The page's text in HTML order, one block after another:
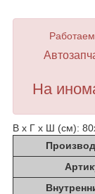
На
В х Г х Ш (см):